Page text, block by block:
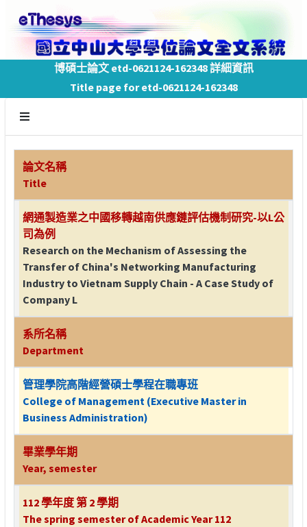
博碩士論文 etd-0621124-162348 詳細資訊
Title page for etd-0621124-162348
論文名稱
Title
網通製造業之中國移轉越南供應鏈評估機制研究-以L公
司為例
Research on the Mechanism of Assessing the
Transfer of China's Networking Manufacturing
Industry to Vietnam Supply Chain - A Case Study of
Company L
系所名稱
Department
管理學院高階經營碩士學程在職專班
College of Management (Executive Master in
Business Administration)
畢業學年期
Year, semester
112 學年度 第 2 學期
The spring semester of Academic Year 112